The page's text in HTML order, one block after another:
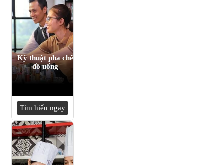
Kỹ thuật pha chế
đồ uống
Tìm hiểu ngay